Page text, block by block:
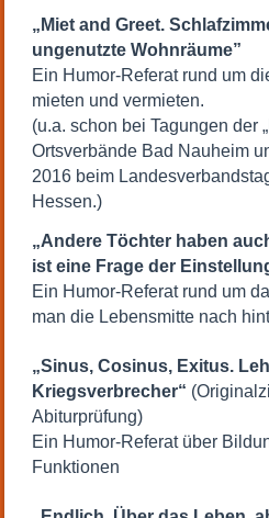
„Miet and Greet.
ungenutzte Wohnräume”
Ein Humor-Referat rund um
mieten und vermieten.
(u.a. schon bei Tagungen der
Ortsverbände Bad Nauheim
2016 beim
Hessen.)
„Andere Töchter haben
ist eine Frage der
Ein Humor-Referat rund um
man die Lebensmitte nach
„Sinus, Cosinus, Exitus.
Kriegsverbrecher“
Abiturprüfung)
Ein Humor-Referat über
Funktionen